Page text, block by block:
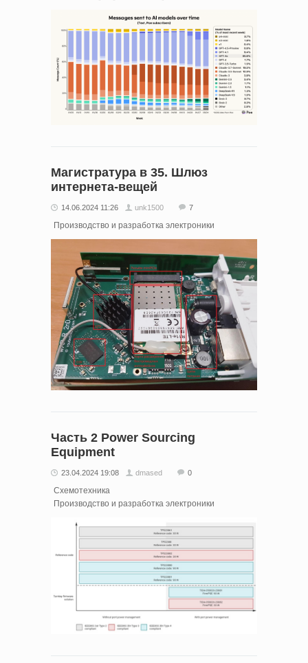
Магистратура в 35. Шлюз
интернета-вещей
14.06.2024 11:26 unk1500 7
Производство и разработка электроники
Часть 2 Power Sourcing
Equipment
23.04.2024 19:08 dmased 0
Схемотехника
Производство и разработка электроники